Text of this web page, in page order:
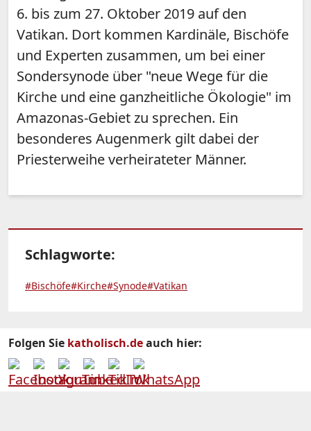
6. bis zum 27. Oktober 2019 auf den
Vatikan. Dort kommen Kardinäle, Bischöfe
und Experten zusammen, um bei einer
Sondersynode über "neue Wege für die
Kirche und eine ganzheitliche Ökologie" im
Amazonas-Gebiet zu sprechen. Ein
besonderes Augenmerk gilt dabei der
Priesterweihe verheirateter Männer.
Schlagworte:
#Bischöfe#Kirche#Synode#Vatikan
Folgen Sie katholisch.deauch hier: